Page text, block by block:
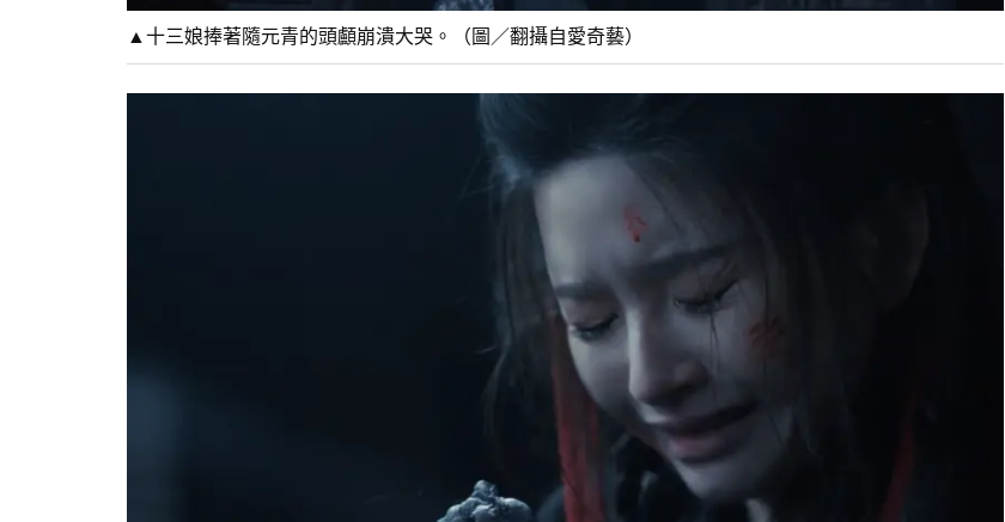
▲十三娘捧著隨元青的頭顱崩潰大哭。（圖／翻攝自愛奇藝）